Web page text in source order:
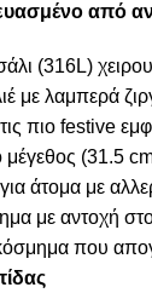
από
(316L)
με λαμπερά
πιο festive
(31.5
άτομα με
με αντοχή στο
που